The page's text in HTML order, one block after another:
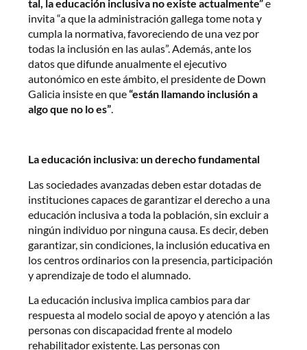
tal, la educación inclusiva no existe actualmente”e
invita “a que la administración gallega tome nota y
cumpla la normativa, favoreciendo de una vez por
todas la inclusión en las aulas”. Además, ante los
datos que difunde anualmente el ejecutivo
autonómico en este ámbito, el presidente de Down
Galicia insiste en que“están llamando inclusión a
algo que no lo es”.
La educación inclusiva: un derecho fundamental
Las sociedades avanzadas deben estar dotadas de
instituciones capaces de garantizar el derecho a una
educación inclusiva a toda la población, sin excluir a
ningún individuo por ninguna causa. Es decir, deben
garantizar, sin condiciones, la inclusión educativa en
los centros ordinarios con la presencia, participación
y aprendizaje de todo el alumnado.
La educación inclusiva implica cambios para dar
respuesta al modelo social de apoyo y atención a las
personas con discapacidad frente al modelo
rehabilitador existente. Las personas con